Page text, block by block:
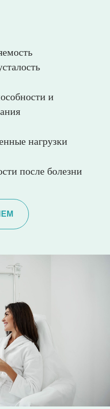
и
нагрузки
после болезни